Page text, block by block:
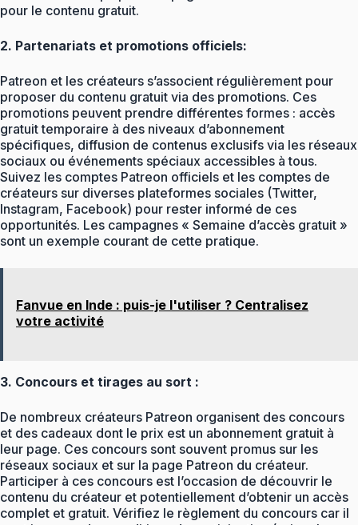
pour le contenu gratuit.
2. Partenariats et promotions officiels:
Patreon et les créateurs s’associent régulièrement pour
proposer du contenu gratuit via des promotions. Ces
promotions peuvent prendre différentes formes : accès
gratuit temporaire à des niveaux d’abonnement
spécifiques, diffusion de contenus exclusifs via les réseaux
sociaux ou événements spéciaux accessibles à tous.
Suivez les comptes Patreon officiels et les comptes de
créateurs sur diverses plateformes sociales (Twitter,
Instagram, Facebook) pour rester informé de ces
opportunités. Les campagnes « Semaine d’accès gratuit »
sont un exemple courant de cette pratique.
Fanvue en Inde : puis-je l'utiliser ? Centralisez
votre activité
3. Concours et tirages au sort :
De nombreux créateurs Patreon organisent des concours
et des cadeaux dont le prix est un abonnement gratuit à
leur page. Ces concours sont souvent promus sur les
réseaux sociaux et sur la page Patreon du créateur.
Participer à ces concours est l’occasion de découvrir le
contenu du créateur et potentiellement d’obtenir un accès
complet et gratuit. Vérifiez le règlement du concours car il